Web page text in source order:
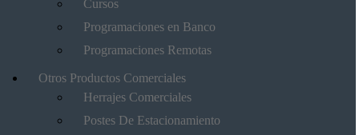
Cursos
Programaciones en Banco
Programaciones Remotas
Otros Productos Comerciales
Herrajes Comerciales
Postes De Estacionamiento